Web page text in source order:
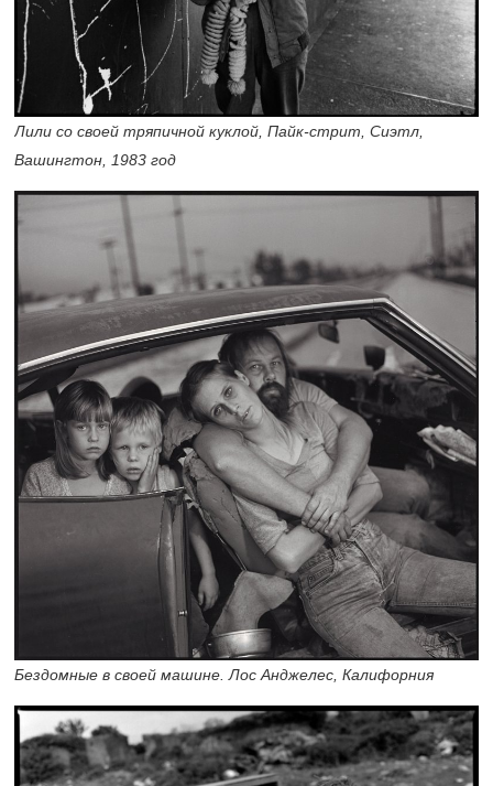
Лили со своей тряпичной куклой, Пайк-стрит, Сиэтл,
Вашингтон, 1983 год
Бездомные в своей машине. Лос Анджелес, Калифорния